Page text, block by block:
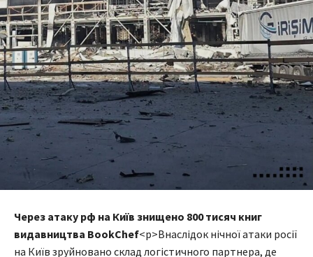
Через атаку рф на Київ знищено 800 тисяч книг
видавництва BookChef<p>Внаслідок нічної атаки росії
на Київ зруйновано склад логістичного партнера, де